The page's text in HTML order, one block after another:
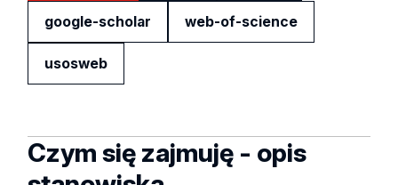
google-scholar web-of-science
usosweb
Czym się zajmuję - opis